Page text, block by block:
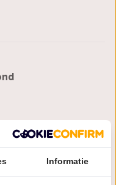
Informatie